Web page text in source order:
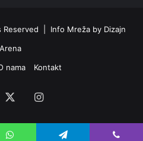
Reserved | Info Mreža by Dizajn
Arena
nama Kontakt
Instagram